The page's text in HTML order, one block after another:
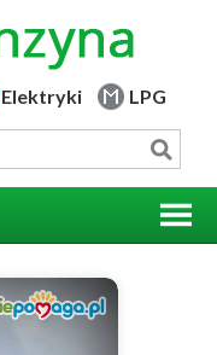
Elektryki LPG